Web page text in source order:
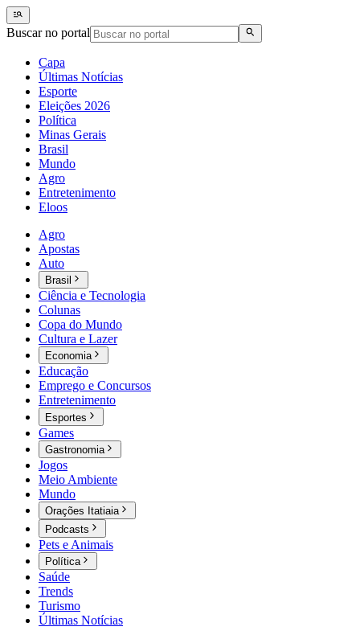
Buscar no portal
Capa
Últimas Notícias
Esporte
Eleições 2026
Política
Minas Gerais
Brasil
Mundo
Agro
Entretenimento
Eloos
Agro
Apostas
Auto
Brasil
Ciência e Tecnologia
Colunas
Copa do Mundo
Cultura e Lazer
Economia
Educação
Emprego e Concursos
Entretenimento
Esportes
Games
Gastronomia
Jogos
Meio Ambiente
Mundo
Orações Itatiaia
Podcasts
Pets e Animais
Política
Saúde
Trends
Turismo
Últimas Notícias